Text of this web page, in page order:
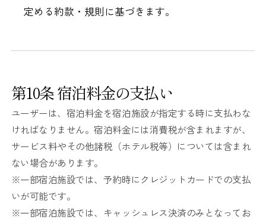
定める約款・規則に基づきます。
第10条 宿泊料金の支払い
ユーザーは、宿泊料金を宿泊施設が指定する時に支払わな
ければなりません。宿泊料金には消費税が含まれますが、
サービス料やその他諸税（ホテル税等）については含まれ
ない場合があります。
※一部宿泊施設では、予約時にクレジットカードでの支払
いが可能です。
※一部宿泊施設では、キャッシュレス決済のみとなってお